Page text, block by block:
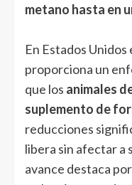
metano hasta en
En Estados
proporciona un
que los animales
suplemento de
reducciones
libera sin afectar a
avance destaca